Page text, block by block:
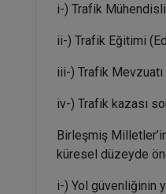
i-) Trafik
ii-) Trafik Eğitimi
iii-) Trafik Mevzuatı
iv-) Trafik kazası
Birleşmiş
küresel düzeyde
i-) Yol güvenliğinin